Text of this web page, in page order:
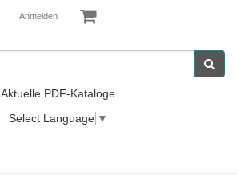
Anmelden
Aktuelle PDF-Kataloge
Select Language ▼